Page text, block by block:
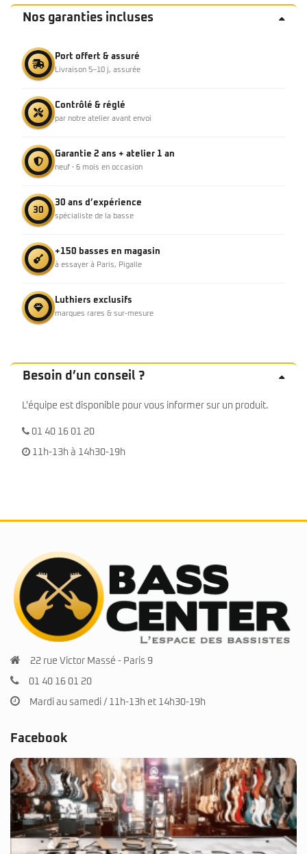
Nos garanties incluses
Port offert & assuré
Livraison 5–10 j, assurée
Contrôlé & réglé
par notre atelier avant envoi
Garantie 2 ans + atelier 1 an
neuf · 6 mois en occasion
30
30 ans d’expérience
spécialiste de la basse
+150 basses en magasin
à essayer à Paris, Pigalle
Luthiers exclusifs
marques rares & sur-mesure
Besoin d’un conseil ?
L'équipe est disponible pour vous informer sur un produit.
01 40 16 01 20
11h-13h à 14h30-19h
22 rue Victor Massé - Paris 9
01 40 16 01 20
Mardi au samedi / 11h-13h et 14h30-19h
Facebook